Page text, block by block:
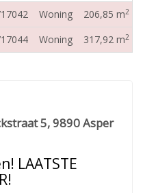
Woning 206,85 m2
Woning 317,92 m2
5, 9890 Asper
LAATSTE